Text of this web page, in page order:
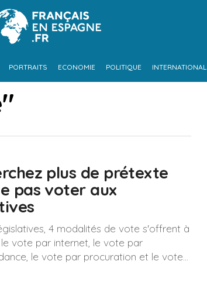
PORTRAITS ECONOMIE POLITIQUE INTERNATIONAL
plus de prétexte
pas voter aux
4 modalités de vote s'offrent à
vote par internet, le vote par
le vote par procuration et le vote...